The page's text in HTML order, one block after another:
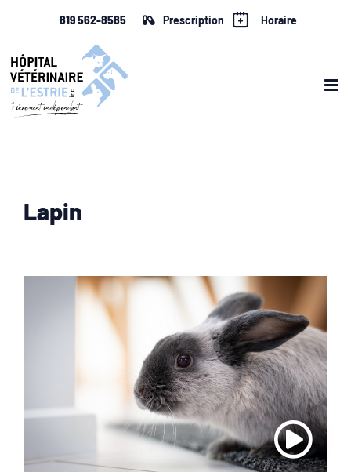
819 562-8585 Prescription Horaire
Lapin